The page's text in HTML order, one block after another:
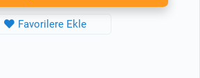
Favorilere Ekle